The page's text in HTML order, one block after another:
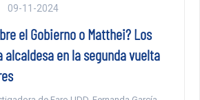
09-11-2024
el Gobierno o Matthei? Los
alcaldesa en la segunda vuelta